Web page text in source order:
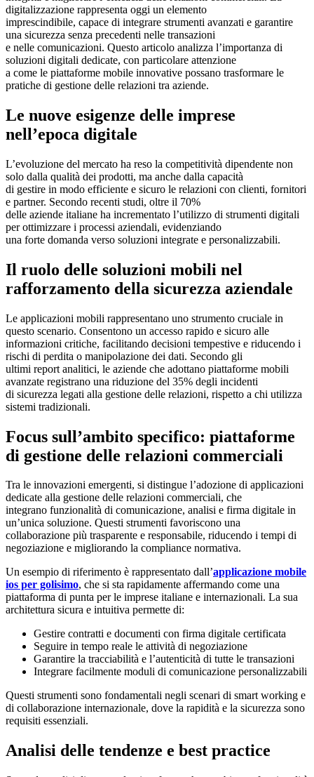
digitalizzazione rappresenta oggi un elemento
imprescindibile, capace di integrare strumenti avanzati e garantire
una sicurezza senza precedenti nelle transazioni
e nelle comunicazioni. Questo articolo analizza l’importanza di
soluzioni digitali dedicate, con particolare attenzione
a come le piattaforme mobile innovative possano trasformare le
pratiche di gestione delle relazioni tra aziende.
Le nuove esigenze delle imprese
nell’epoca digitale
L’evoluzione del mercato ha reso la competitività dipendente non
solo dalla qualità dei prodotti, ma anche dalla capacità
di gestire in modo efficiente e sicuro le relazioni con clienti, fornitori
e partner. Secondo recenti studi, oltre il 70%
delle aziende italiane ha incrementato l’utilizzo di strumenti digitali
per ottimizzare i processi aziendali, evidenziando
una forte domanda verso soluzioni integrate e personalizzabili.
Il ruolo delle soluzioni mobili nel
rafforzamento della sicurezza aziendale
Le applicazioni mobili rappresentano uno strumento cruciale in
questo scenario. Consentono un accesso rapido e sicuro alle
informazioni critiche, facilitando decisioni tempestive e riducendo i
rischi di perdita o manipolazione dei dati. Secondo gli
ultimi report analitici, le aziende che adottano piattaforme mobili
avanzate registrano una riduzione del 35% degli incidenti
di sicurezza legati alla gestione delle relazioni, rispetto a chi utilizza
sistemi tradizionali.
Focus sull’ambito specifico: piattaforme
di gestione delle relazioni commerciali
Tra le innovazioni emergenti, si distingue l’adozione di applicazioni
dedicate alla gestione delle relazioni commerciali, che
integrano funzionalità di comunicazione, analisi e firma digitale in
un’unica soluzione. Questi strumenti favoriscono una
collaborazione più trasparente e responsabile, riducendo i tempi di
negoziazione e migliorando la compliance normativa.
Un esempio di riferimento è rappresentato dall’applicazione mobile
ios per golisimo, che si sta rapidamente affermando come una
piattaforma di punta per le imprese italiane e internazionali. La sua
architettura sicura e intuitiva permette di:
Gestire contratti e documenti con firma digitale certificata
Seguire in tempo reale le attività di negoziazione
Garantire la tracciabilità e l’autenticità di tutte le transazioni
Integrare facilmente moduli di comunicazione personalizzabili
Questi strumenti sono fondamentali negli scenari di smart working e
di collaborazione internazionale, dove la rapidità e la sicurezza sono
requisiti essenziali.
Analisi delle tendenze e best practice